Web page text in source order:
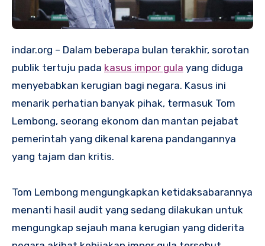
indar.org – Dalam beberapa bulan terakhir, sorotan
publik tertuju pada kasus impor gula yang diduga
menyebabkan kerugian bagi negara. Kasus ini
menarik perhatian banyak pihak, termasuk Tom
Lembong, seorang ekonom dan mantan pejabat
pemerintah yang dikenal karena pandangannya
yang tajam dan kritis.
Tom Lembong mengungkapkan ketidaksabarannya
menanti hasil audit yang sedang dilakukan untuk
mengungkap sejauh mana kerugian yang diderita